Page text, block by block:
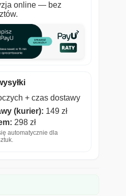
online — bez
+ czas dostawy
(kurier): 149 zł
298 zł
automatycznie dla